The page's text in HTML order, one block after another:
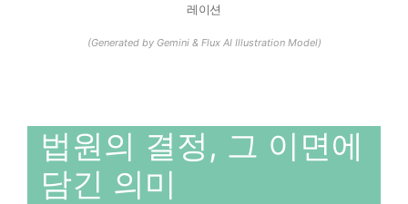
레이션
(Generated by Gemini & Flux AI Illustration Model)
법원의 결정, 그 이면에
담긴 의미